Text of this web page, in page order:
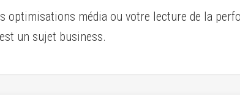
média ou votre lecture de la
un sujet business.